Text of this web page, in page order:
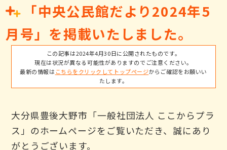
「中央公民館だより2024年5
月号」を掲載いたしました。
この記事は2024年4月30日に公開されたものです。
現在は状況が異なる可能性がありますのでご注意ください。
最新の情報は こちらをクリックしてトップページからご確認をお願いい
たします。
大分県豊後大野市「一般社団法人 ここからプラ
ス」のホームページをご覧いただき、誠にあり
がとうございます。